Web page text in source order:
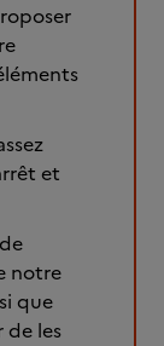
et
notre
que
de les